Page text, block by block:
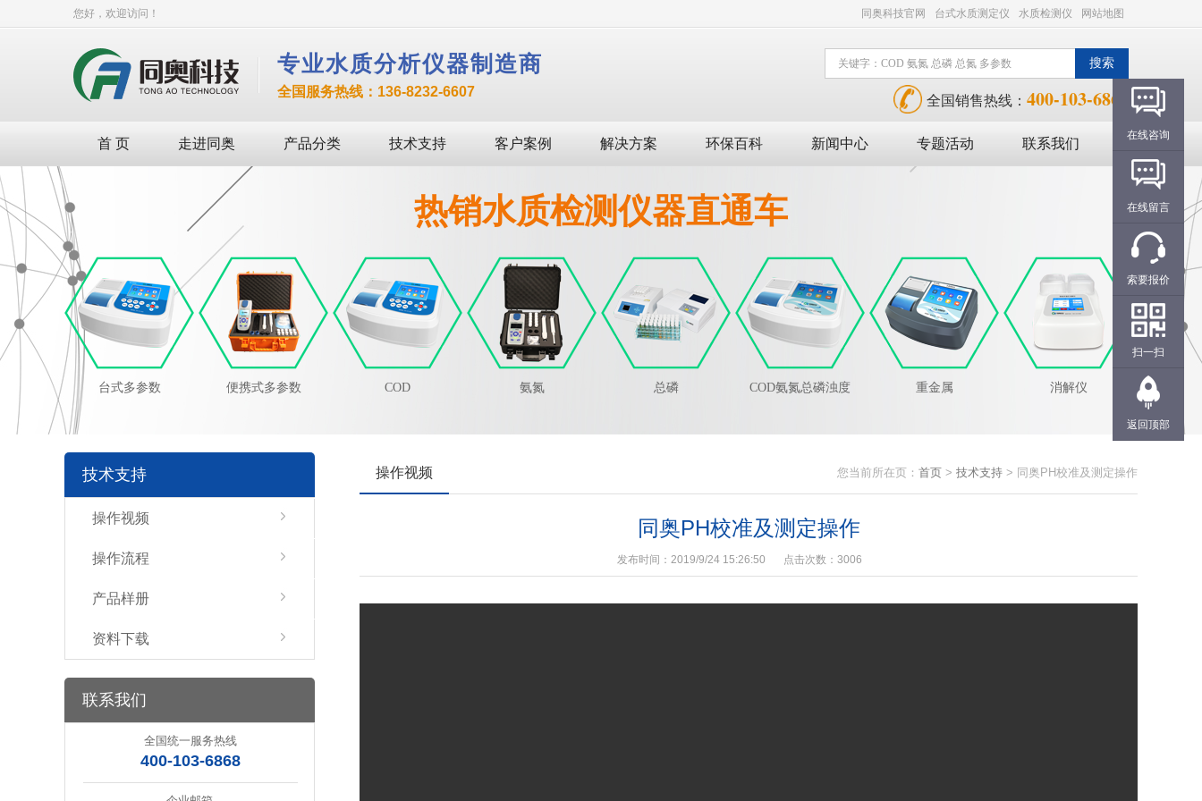
您好，欢迎访问！ 同奥科技官网 台式水质测定仪 水质检测仪 网站地图
专业水质分析仪器制造商
全国服务热线：136-8232-6607
全国销售热线： 400-103-6868
首 页 走进同奥 产品分类 技术支持 客户案例 解决方案 环保百科 新闻中心 专题活动 联系我们
热销水质检测仪器直通车
台式多参数 便携式多参数 COD 氨氮 总磷 COD氨氮总磷浊度 重金属 消解仪
技术支持
操作视频
操作流程
产品样册
资料下载
联系我们
全国统一服务热线
400-103-6868
操作视频 您当前所在页： 首页 > 技术支持 > 同奥PH校准及测定操作
同奥PH校准及测定操作
发布时间：2019/9/24 15:26:50 点击次数：3006
在线咨询
在线留言
索要报价
扫一扫
返回顶部